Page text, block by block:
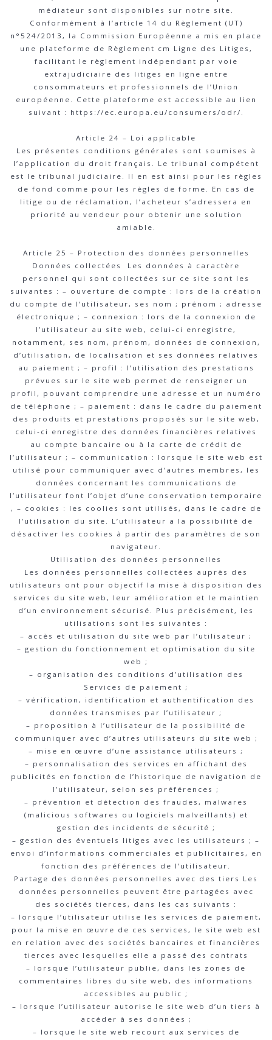
médiateur sont disponibles sur notre site.
Conformément à l’article 14 du Règlement (UT)
n°524/2013, la Commission Européenne a mis en place
une plateforme de Règlement cm Ligne des Litiges,
facilitant le règlement indépendant par voie
extrajudiciaire des litiges en ligne entre
consommateurs et professionnels de l’Union
européenne. Cette plateforme est accessible au lien
suivant : https://ec.europa.eu/consumers/odr/.
Article 24 – Loi applicable
Les présentes conditions générales sont soumises à
l’application du droit français. Le tribunal compétent
est le tribunal judiciaire. Il en est ainsi pour les règles
de fond comme pour les règles de forme. En cas de
litige ou de réclamation, l’acheteur s’adressera en
priorité au vendeur pour obtenir une solution
amiable.
Article 25 – Protection des données personnelles
Données collectées Les données à caractère
personnel qui sont collectées sur ce site sont les
suivantes : – ouverture de compte : lors de la création
du compte de l’utilisateur, ses nom ; prénom ; adresse
électronique ; – connexion : lors de la connexion de
l’utilisateur au site web, celui-ci enregistre,
notamment, ses nom, prénom, données de connexion,
d’utilisation, de localisation et ses données relatives
au paiement ; – profil : l’utilisation des prestations
prévues sur le site web permet de renseigner un
profil, pouvant comprendre une adresse et un numéro
de téléphone ; – paiement : dans le cadre du paiement
des produits et prestations proposés sur le site web,
celui-ci enregistre des données financières relatives
au compte bancaire ou à la carte de crédit de
l’utilisateur ; – communication : lorsque le site web est
utilisé pour communiquer avec d’autres membres, les
données concernant les communications de
l’utilisateur font l’objet d’une conservation temporaire
, – cookies : les coolies sont utilisés, dans le cadre de
l’utilisation du site. L’utilisateur a la possibilité de
désactiver les cookies à partir des paramètres de son
navigateur.
Utilisation des données personnelles
Les données personnelles collectées auprès des
utilisateurs ont pour objectif la mise à disposition des
services du site web, leur amélioration et le maintien
d’un environnement sécurisé. Plus précisément, les
utilisations sont les suivantes :
– accès et utilisation du site web par l’utilisateur ;
– gestion du fonctionnement et optimisation du site
web ;
– organisation des conditions d’utilisation des
Services de paiement ;
– vérification, identification et authentification des
données transmises par l’utilisateur ;
– proposition à l’utilisateur de la possibilité de
communiquer avec d’autres utilisateurs du site web ;
– mise en œuvre d’une assistance utilisateurs ;
– personnalisation des services en affichant des
publicités en fonction de l’historique de navigation de
l’utilisateur, selon ses préférences ;
– prévention et détection des fraudes, malwares
(malicious softwares ou logiciels malveillants) et
gestion des incidents de sécurité ;
– gestion des éventuels litiges avec les utilisateurs ; –
envoi d’informations commerciales et publicitaires, en
fonction des préférences de l’utilisateur.
Partage des données personnelles avec des tiers Les
données personnelles peuvent être partagées avec
des sociétés tierces, dans les cas suivants :
– lorsque l’utilisateur utilise les services de paiement,
pour la mise en œuvre de ces services, le site web est
en relation avec des sociétés bancaires et financières
tierces avec lesquelles elle a passé des contrats
– lorsque l’utilisateur publie, dans les zones de
commentaires libres du site web, des informations
accessibles au public ;
– lorsque l’utilisateur autorise le site web d’un tiers à
accéder à ses données ;
– lorsque le site web recourt aux services de